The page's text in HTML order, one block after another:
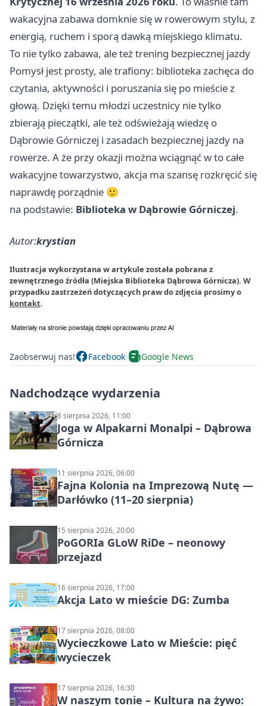
wakacyjna zabawa domknie się w rowerowym stylu, z
energią, ruchem i sporą dawką miejskiego klimatu.
To nie tylko zabawa, ale też trening bezpiecznej jazdy
Pomysł jest prosty, ale trafiony: biblioteka zachęca do
czytania, aktywności i poruszania się po mieście z
głową. Dzięki temu młodzi uczestnicy nie tylko
zbierają pieczątki, ale też odświeżają wiedzę o
Dąbrowie Górniczej i zasadach bezpiecznej jazdy na
rowerze. A że przy okazji można wciągnąć w to całe
wakacyjne towarzystwo, akcja ma szansę rozkręcić się
naprawdę porządnie 🙂
na podstawie: Biblioteka w Dąbrowie Górniczej.
Autor:krystian
Ilustracja wykorzystana w artykule została pobrana z
zewnętrznego źródła (Miejska Biblioteka Dąbrowa Górnicza). W
przypadku zastrzeżeń dotyczących praw do zdjęcia prosimy o
kontakt.
Zaobserwuj nas! Facebook Google News
Nadchodzące wydarzenia
8 sierpnia 2026, 11:00
Joga w Alpakarni Monalpi – Dąbrowa
Górnicza
11 sierpnia 2026, 06:00
Fajna Kolonia na Imprezową Nutę —
Darłówko (11–20 sierpnia)
15 sierpnia 2026, 20:00
PoGORIa GLoW RiDe – neonowy
przejazd
16 sierpnia 2026, 17:00
Akcja Lato w mieście DG: Zumba
17 sierpnia 2026, 08:00
Wycieczkowe Lato w Mieście: pięć
wycieczek
17 sierpnia 2026, 16:30
W naszym tonie – Kultura na żywo: